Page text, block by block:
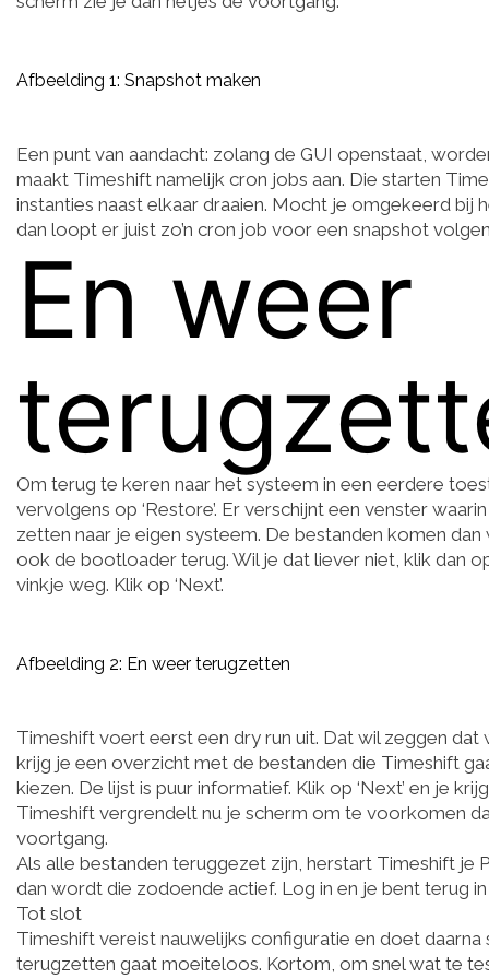
Afbeelding 1: Snapshot maken
Een punt van aandacht: zolang de GUI openstaat,
maakt Timeshift namelijk cron jobs aan. Die starten
instanties naast elkaar draaien. Mocht je omgekeerd bij
dan loopt er juist zo’n cron job voor een snapshot
En weer
Om terug te keren naar het systeem in een eerdere
vervolgens op ‘Restore’. Er verschijnt een venster
zetten naar je eigen systeem. De bestanden komen
ook de bootloader terug. Wil je dat liever niet, klik dan
vinkje weg. Klik op ‘Next’.
Afbeelding 2: En weer terugzetten
Timeshift voert eerst een dry run uit. Dat wil zeggen
krijg je een overzicht met de bestanden die Timeshift
kiezen. De lijst is puur informatief. Klik op ‘Next’ en je
Timeshift vergrendelt nu je scherm om te voorkomen
voortgang.
Als alle bestanden teruggezet zijn, herstart Timeshift je
dan wordt die zodoende actief. Log in en je bent terug
Tot slot
Timeshift vereist nauwelijks configuratie en doet
terugzetten gaat moeiteloos. Kortom, om snel wat te